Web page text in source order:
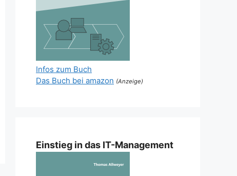
Infos zum Buch
Das Buch bei amazon (Anzeige)
Einstieg in das IT-Management